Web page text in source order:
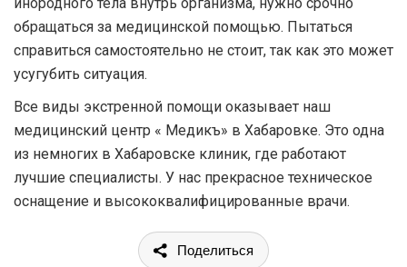
обращаться за медицинской помощью. Пытаться
справиться самостоятельно не стоит, так как это может
усугубить ситуация.
Все виды экстренной помощи оказывает наш
медицинский центр « Медикъ» в Хабаровке. Это одна
из немногих в Хабаровске клиник, где работают
лучшие специалисты. У нас прекрасное техническое
оснащение и высококвалифицированные врачи.
Поделиться